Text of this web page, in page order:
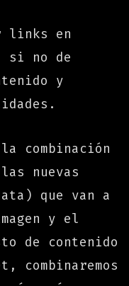
links en
si no de
y
combinación
nuevas
que van a
y el
de contenido
combinaremos